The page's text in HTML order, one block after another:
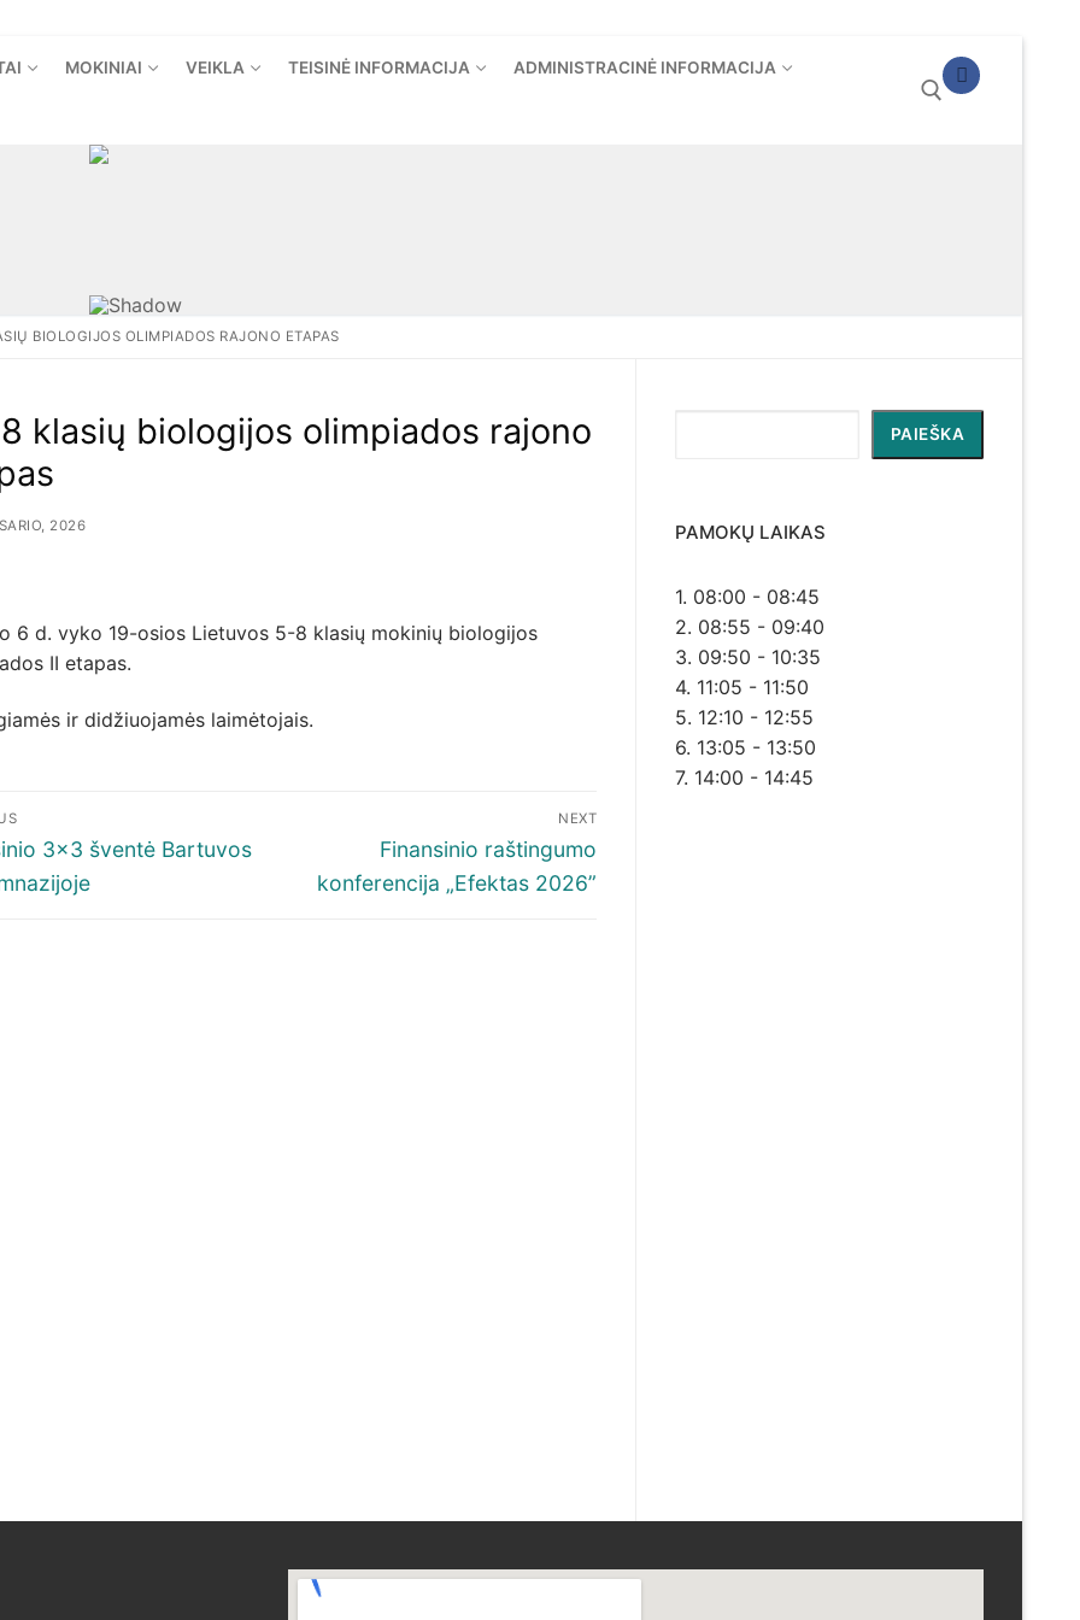
MOKINIAI VEIKLA TEISINĖ INFORMACIJA ADMINISTRACINĖ INFORMACIJA
BIOLOGIJOS OLIMPIADOS RAJONO ETAPAS
klasių biologijos olimpiados rajono
2026
6 d. vyko 19-osios Lietuvos 5-8 klasių mokinių biologijos
II etapas.
ir didžiuojamės laimėtojais.
3×3 šventė Bartuvos
NEXT
Next
post:
Finansinio raštingumo
konferencija „Efektas 2026”
PAIEŠKA
PAMOKŲ LAIKAS
1. 08:00 - 08:45
2. 08:55 - 09:40
3. 09:50 - 10:35
4. 11:05 - 11:50
5. 12:10 - 12:55
6. 13:05 - 13:50
7. 14:00 - 14:45